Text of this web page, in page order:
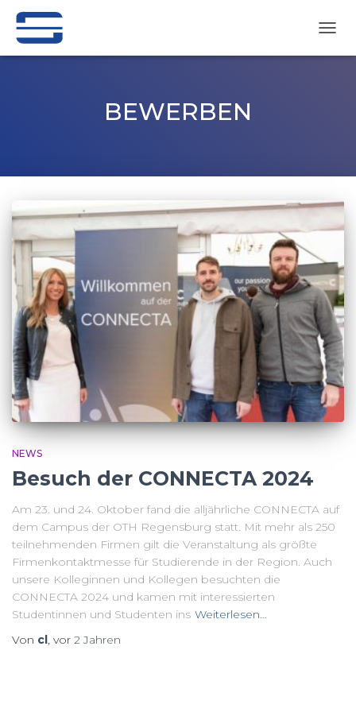
BEWERBEN
NEWS
Besuch der CONNECTA 2024
Am 23. und 24. Oktober fand die alljährliche CONNECTA auf
dem Campus der OTH Regensburg statt. Mit mehr als 250
teilnehmenden Firmen gilt die Veranstaltung als größte
Firmenkontaktmesse für Studierende in der Region. Auch
unsere Kolleginnen und Kollegen besuchten die
CONNECTA 2024 und kamen mit interessierten
Studentinnen und Studenten ins Weiterlesen…
Von cl, vor 2 Jahren